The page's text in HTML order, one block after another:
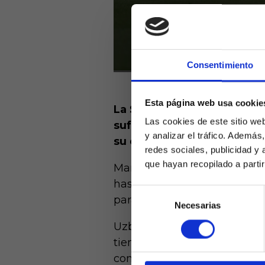
Consentimiento
Esta página web usa
Las cookies de este sitio
y analizar el tráfico.
redes sociales, publicidad y
que hayan recopilado a
consentimiento
Necesarias
mayores de
de
La Selección Española de
sufrida ante Uzbekistán.
su estilo, una acción
Mark Pubill puso por
hasta que en el tiempo de
para Cubarsí.
Uzbekistán anotó por
tiempo de descanso. El
combinado asiático se vino